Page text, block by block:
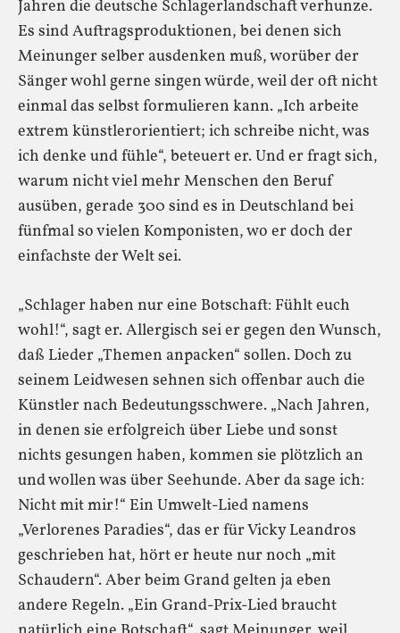
Jahren die deutsche Schlagerlandschaft verhunze.
Es sind Auftragsproduktionen, bei denen sich
Meinunger selber ausdenken muß, worüber der
Sänger wohl gerne singen würde, weil der oft nicht
einmal das selbst formulieren kann. „Ich arbeite
extrem künstlerorientiert; ich schreibe nicht, was
ich denke und fühle“, beteuert er. Und er fragt sich,
warum nicht viel mehr Menschen den Beruf
ausüben, gerade 300 sind es in Deutschland bei
fünfmal so vielen Komponisten, wo er doch der
einfachste der Welt sei.
„Schlager haben nur eine Botschaft: Fühlt euch
wohl!“, sagt er. Allergisch sei er gegen den Wunsch,
daß Lieder „Themen anpacken“ sollen. Doch zu
seinem Leidwesen sehnen sich offenbar auch die
Künstler nach Bedeutungsschwere. „Nach Jahren,
in denen sie erfolgreich über Liebe und sonst
nichts gesungen haben, kommen sie plötzlich an
und wollen was über Seehunde. Aber da sage ich:
Nicht mit mir!“ Ein Umwelt-Lied namens
„Verlorenes Paradies“, das er für Vicky Leandros
geschrieben hat, hört er heute nur noch „mit
Schaudern“. Aber beim Grand gelten ja eben
andere Regeln. „Ein Grand-Prix-Lied braucht